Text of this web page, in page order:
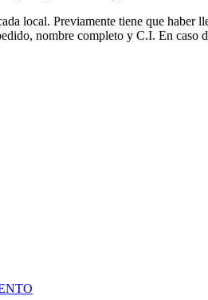
local. Previamente tiene que haber
nombre completo y C.I. En